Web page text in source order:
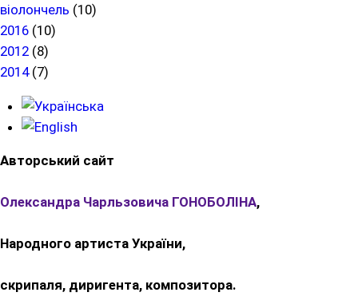
віолончель (10)
2016 (10)
2012 (8)
2014(7)
Авторський сайт
Олександра Чарльзовича ГОНОБОЛІНА,
Народного артиста України,
скрипаля, диригента, композитора.